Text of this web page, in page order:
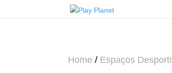
Home / Espaços